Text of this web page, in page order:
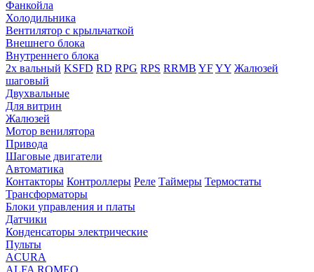
Фанкойла
Холодильника
Вентилятор с крыльчаткой
Внешнего блока
Внутреннего блока
2х вальный KSFD RD RPG RPS RRMB YFYY Жалюзей
шаговый
Двухвальные
Для витрин
Жалюзей
Мотор венилятора
Привода
Шаговые двигатели
Автоматика
Контакторы Контроллеры Реле Таймеры Термостаты
Трансформаторы
Блоки управления и платы
Датчики
Конденсаторы электрические
Пульты
ACURA
ALFA ROMEO